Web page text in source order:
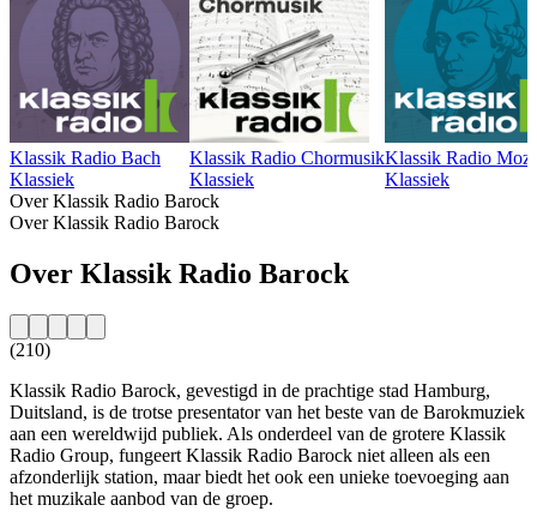
Klassik Radio Bach
Klassiek
Klassik Radio Chormusik
Klassiek
Klassik Radio
Klassiek
Over Klassik Radio Barock
Over Klassik Radio Barock
Over Klassik Radio Barock
(210)
Klassik Radio Barock, gevestigd in de prachtige stad Hamburg,
Duitsland, is de trotse presentator van het beste van de Barokmuziek
aan een wereldwijd publiek. Als onderdeel van de grotere Klassik
Radio Group, fungeert Klassik Radio Barock niet alleen als een
afzonderlijk station, maar biedt het ook een unieke toevoeging aan
het muzikale aanbod van de groep.